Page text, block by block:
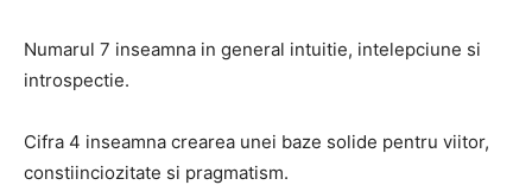
Numarul 7 inseamna in general intuitie, intelepciune si
introspectie.
Cifra 4 inseamna crearea unei baze solide pentru viitor,
constiinciozitate si pragmatism.